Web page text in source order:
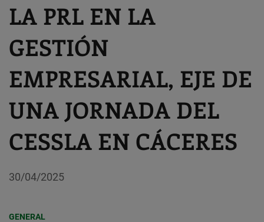
LA PRL EN LA
GESTIÓN
EMPRESARIAL, EJE DE
UNA JORNADA DEL
CESSLA EN CÁCERES
30/04/2025
GENERAL